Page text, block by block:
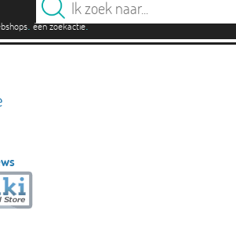
. één zoekactie.